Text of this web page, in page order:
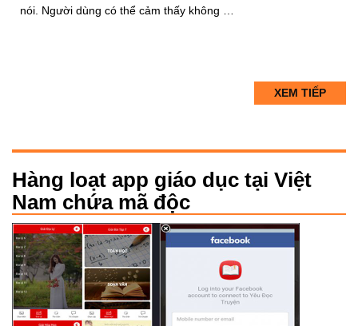
nói. Người dùng có thể cảm thấy không …
XEM TIẾP
Hàng loạt app giáo dục tại Việt
Nam chứa mã độc